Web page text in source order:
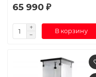
65 990 ₽
В корзину